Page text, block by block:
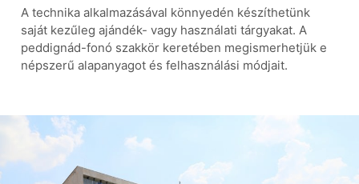
A technika alkalmazásával könnyedén készíthetünk
saját kezűleg ajándék- vagy használati tárgyakat. A
peddignád-fonó szakkör keretében megismerhetjük e
népszerű alapanyagot és felhasználási módjait.